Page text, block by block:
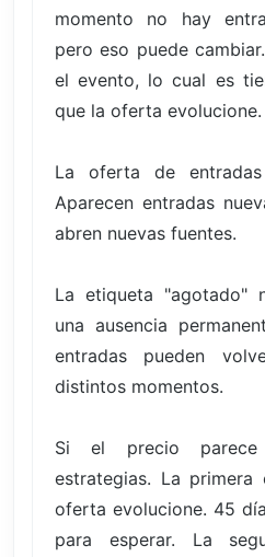
momento no hay
pero eso puede
el evento, lo cual es
que la oferta evolucione.
La oferta de
Aparecen entradas
abren nuevas fuentes.
La etiqueta "agotado"
una ausencia
entradas pueden
distintos momentos.
Si el precio
estrategias. La
oferta evolucione. 45
para esperar. La